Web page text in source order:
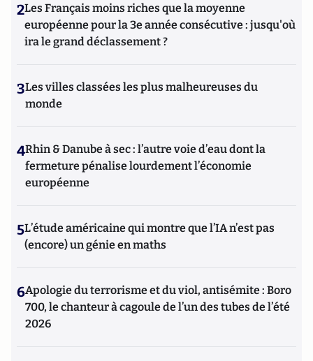
2Les Français moins riches que la moyenne
européenne pour la 3e année consécutive : jusqu'où
ira le grand déclassement ?
3Les villes classées les plus malheureuses du
monde
4Rhin & Danube à sec : l’autre voie d’eau dont la
fermeture pénalise lourdement l’économie
européenne
5L’étude américaine qui montre que l’IA n’est pas
(encore) un génie en maths
6Apologie du terrorisme et du viol, antisémite : Boro
700, le chanteur à cagoule de l’un des tubes de l’été
2026